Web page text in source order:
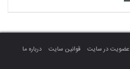
عضویت در سایت قوانین سایت
درباره ما